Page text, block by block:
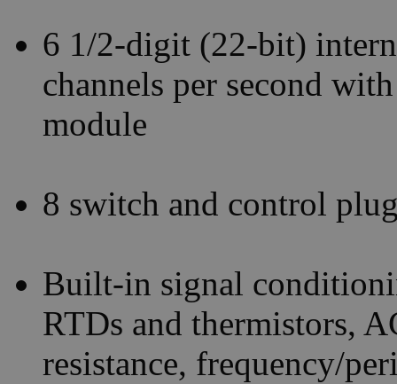
6 1/2-digit (22-bit)
channels per second
module
8 switch and control
Built-in signal
RTDs and thermistors,
resistance, frequency/